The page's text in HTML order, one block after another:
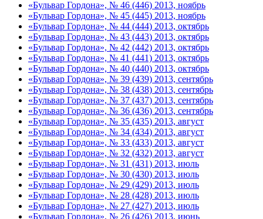
«Бульвар Гордона», № 46 (446) 2013, ноябрь
«Бульвар Гордона», № 45 (445) 2013, ноябрь
«Бульвар Гордона», № 44 (444) 2013, октябрь
«Бульвар Гордона», № 43 (443) 2013, октябрь
«Бульвар Гордона», № 42 (442) 2013, октябрь
«Бульвар Гордона», № 41 (441) 2013, октябрь
«Бульвар Гордона», № 40 (440) 2013, октябрь
«Бульвар Гордона», № 39 (439) 2013, сентябрь
«Бульвар Гордона», № 38 (438) 2013, сентябрь
«Бульвар Гордона», № 37 (437) 2013, сентябрь
«Бульвар Гордона», № 36 (436) 2013, сентябрь
«Бульвар Гордона», № 35 (435) 2013, август
«Бульвар Гордона», № 34 (434) 2013, август
«Бульвар Гордона», № 33 (433) 2013, август
«Бульвар Гордона», № 32 (432) 2013, август
«Бульвар Гордона», № 31 (431) 2013, июль
«Бульвар Гордона», № 30 (430) 2013, июль
«Бульвар Гордона», № 29 (429) 2013, июль
«Бульвар Гордона», № 28 (428) 2013, июль
«Бульвар Гордона», № 27 (427) 2013, июль
«Бульвар Гордона», № 26 (426) 2013, июнь